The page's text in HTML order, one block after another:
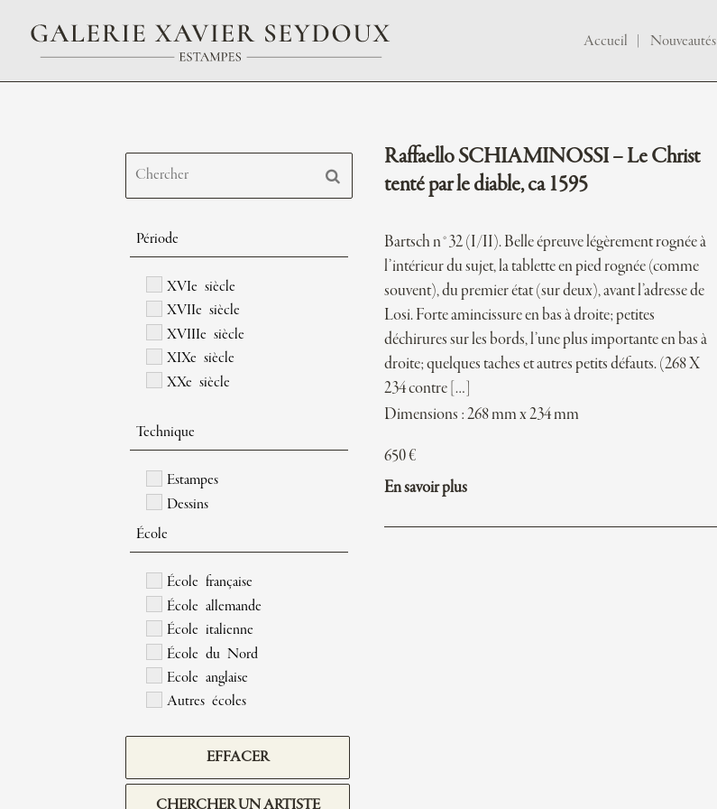
Accueil Nouveautés
Période
XVIe siècle
XVIIe siècle
XVIIIe siècle
XIXe siècle
XXe siècle
Technique
Estampes
Dessins
École
École française
École allemande
École italienne
École du Nord
Ecole anglaise
Autres écoles
EFFACER
CHERCHER UN ARTISTE
Raffaello SCHIAMINOSSI – Le Christ
tenté par le diable, ca 1595
Bartsch n°32 (I/II). Belle épreuve légèrement rognée à
l’intérieur du sujet, la tablette en pied rognée (comme
souvent), du premier état (sur deux), avant l’adresse de
Losi. Forte amincissure en bas à droite; petites
déchirures sur les bords, l’une plus importante en bas à
droite; quelques taches et autres petits défauts. (268 X
234 contre […]
Dimensions : 268 mm x 234 mm
650€
En savoir plus